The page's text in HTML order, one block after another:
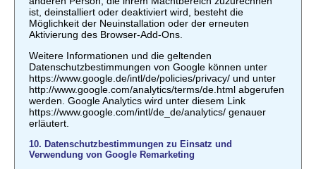
ist, deinstalliert oder deaktiviert wird, besteht die
Möglichkeit der Neuinstallation oder der erneuten
Aktivierung des Browser-Add-Ons.
Weitere Informationen und die geltenden
Datenschutzbestimmungen von Google können unter
https://www.google.de/intl/de/policies/privacy/ und unter
http://www.google.com/analytics/terms/de.html abgerufen
werden. Google Analytics wird unter diesem Link
https://www.google.com/intl/de_de/analytics/ genauer
erläutert.
10. Datenschutzbestimmungen zu Einsatz und
Verwendung von Google Remarketing